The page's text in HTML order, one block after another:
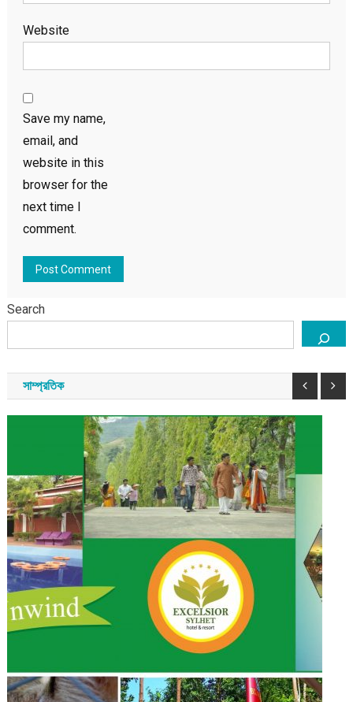
Website
Save my name,
email, and
website in this
browser for the
next time I
comment.
Search
সাম্প্রতিক